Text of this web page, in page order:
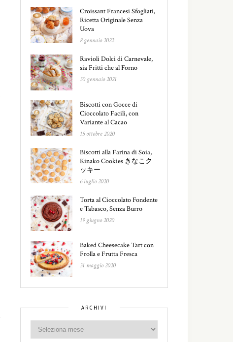
Croissant Francesi Sfogliati,
Ricetta Originale Senza
Uova
8 gennaio 2022
Ravioli Dolci di Carnevale,
sia Fritti che al Forno
30 gennaio 2021
Biscotti con Gocce di
Cioccolato Facili, con
Variante al Cacao
15 ottobre 2020
Biscotti alla Farina di Soia,
Kinako Cookies きなこク
ッキー
6 luglio 2020
Torta al Cioccolato Fondente
e Tabasco, Senza Burro
19 giugno 2020
Baked Cheesecake Tart con
Frolla e Frutta Fresca
31 maggio 2020
ARCHIVI